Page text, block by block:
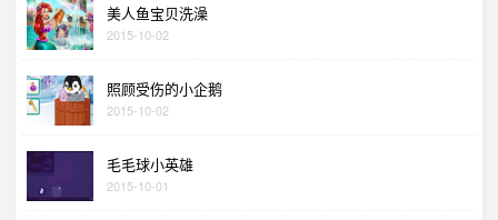
美人鱼宝贝洗澡
2015-10-02
照顾受伤的小企鹅
2015-10-02
毛毛球小英雄
2015-10-01